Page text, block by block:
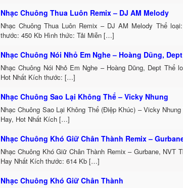
Nhạc Chuông Thua Luôn Remix – DJ AM Melody
Nhạc Chuông Thua Luôn Remix – DJ AM Melody Thể
thước: 450 Kb Hình thức: Tải Miễn […]
Nhạc Chuông Nói Nhỏ Em Nghe – Hoàng Dũng, Dept
Nhạc Chuông Nói Nhỏ Em Nghe – Hoàng Dũng, Dept Thể
Hot Nhất Kích thước: […]
Nhạc Chuông Sao Lại Không Thể – Vicky Nhung
Nhạc Chuông Sao Lại Không Thể (Điệp Khúc) – Vicky
Hay, Hot Nhất Kích […]
Nhạc Chuông Khó Giữ Chân Thành Remix –
Nhạc Chuông Khó Giữ Chân Thành Remix – Gurbane, NVT
Hay Nhất Kích thước: 614 Kb […]
Nhạc Chuông Khó Giữ Chân Thành